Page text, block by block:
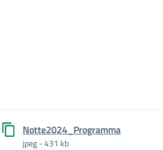
Notte2024_Programma
jpeg - 431 kb